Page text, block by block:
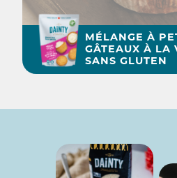
MÉLANGE À
GÂTEAUX À LA
SANS GLUTEN